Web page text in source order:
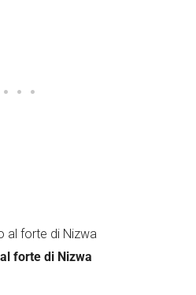
forte di Nizwa